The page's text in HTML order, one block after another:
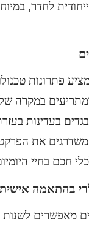
לחדר,
פתרונות
במקרה
בעדינות
משדרגים את
חכם בחיי
מאפשרים לשנות